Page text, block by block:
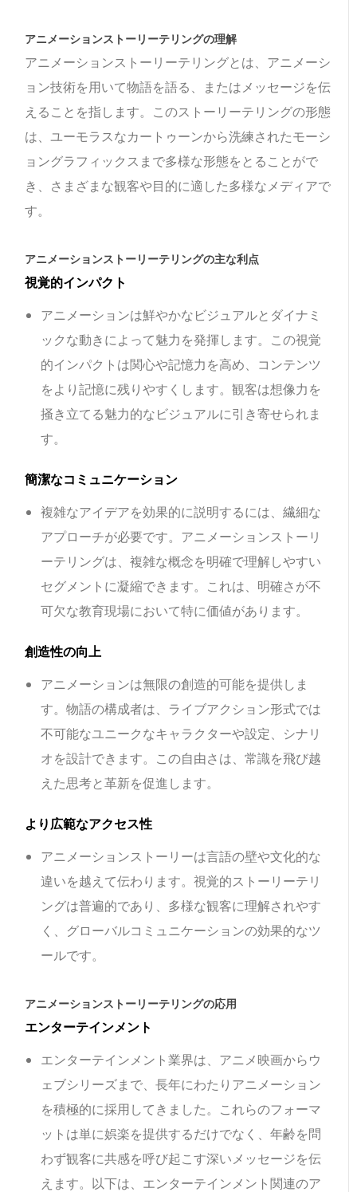
アニメーションストーリーテリングの理解
アニメーションストーリーテリングとは、アニメーシ
ョン技術を用いて物語を語る、またはメッセージを伝
えることを指します。このストーリーテリングの形態
は、ユーモラスなカートゥーンから洗練されたモーシ
ョングラフィックスまで多様な形態をとることがで
き、さまざまな観客や目的に適した多様なメディアで
す。
アニメーションストーリーテリングの主な利点
視覚的インパクト
アニメーションは鮮やかなビジュアルとダイナミ
ックな動きによって魅力を発揮します。この視覚
的インパクトは関心や記憶力を高め、コンテンツ
をより記憶に残りやすくします。観客は想像力を
掻き立てる魅力的なビジュアルに引き寄せられま
す。
簡潔なコミュニケーション
複雑なアイデアを効果的に説明するには、繊細な
アプローチが必要です。アニメーションストーリ
ーテリングは、複雑な概念を明確で理解しやすい
セグメントに凝縮できます。これは、明確さが不
可欠な教育現場において特に価値があります。
創造性の向上
アニメーションは無限の創造的可能を提供しま
す。物語の構成者は、ライブアクション形式では
不可能なユニークなキャラクターや設定、シナリ
オを設計できます。この自由さは、常識を飛び越
えた思考と革新を促進します。
より広範なアクセス性
アニメーションストーリーは言語の壁や文化的な
違いを越えて伝わります。視覚的ストーリーテリ
ングは普遍的であり、多様な観客に理解されやす
く、グローバルコミュニケーションの効果的なツ
ールです。
アニメーションストーリーテリングの応用
エンターテインメント
エンターテインメント業界は、アニメ映画からウ
ェブシリーズまで、長年にわたりアニメーション
を積極的に採用してきました。これらのフォーマ
ットは単に娯楽を提供するだけでなく、年齢を問
わず観客に共感を呼び起こす深いメッセージを伝
えます。以下は、エンターテインメント関連のア